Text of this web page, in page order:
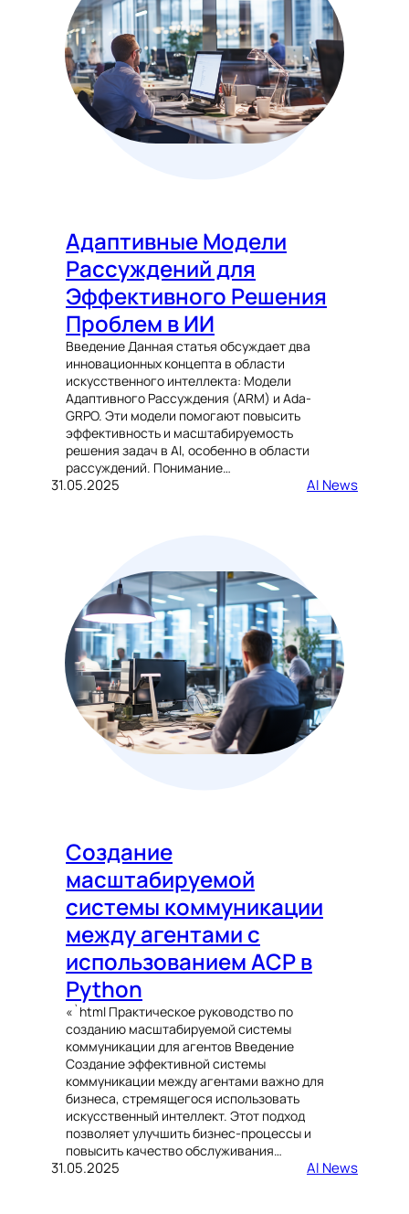
Адаптивные Модели
Рассуждений для
Эффективного Решения
Проблем в ИИ
Введение Данная статья обсуждает два
инновационных концепта в области
искусственного интеллекта: Модели
Адаптивного Рассуждения (ARM) и Ada-
GRPO. Эти модели помогают повысить
эффективность и масштабируемость
решения задач в AI, особенно в области
рассуждений. Понимание…
31.05.2025 AI News
Создание
масштабируемой
системы коммуникации
между агентами с
использованием ACP в
Python
«`html Практическое руководство по
созданию масштабируемой системы
коммуникации для агентов Введение
Создание эффективной системы
коммуникации между агентами важно для
бизнеса, стремящегося использовать
искусственный интеллект. Этот подход
позволяет улучшить бизнес-процессы и
повысить качество обслуживания…
31.05.2025 AI News